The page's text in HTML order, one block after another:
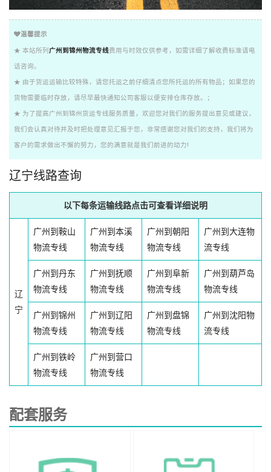
温馨提示
★ 本站所列 广州到锦州物流专线费用与时效仅供参考，如需详细了解收费标准请电
话咨询。
★ 由于货运运输比较特殊，请您托运之前仔细清点您所托运的所有物品；如果您的
货物需要临时存放，请尽早最快通知公司客服以便安排仓库存放。；
★ 为了提高广州到锦州货运专线服务质量，欢迎您对我们的服务提出意见或建议，
我们会认真对待并及时把处理意见汇报于您，非常感谢您对我们的支持，我们将为
客户的需求做出不懈的努力，您的满意就是我们前进的动力!
辽宁线路查询
以下每条运输线路点击可查看详细说明
辽
宁
广州到鞍山
物流专线
广州到本溪
物流专线
广州到朝阳
物流专线
广州到大连物
流专线
广州到丹东
物流专线
广州到抚顺
物流专线
广州到阜新
物流专线
广州到葫芦岛
物流专线
广州到锦州
物流专线
广州到辽阳
物流专线
广州到盘锦
物流专线
广州到沈阳物
流专线
广州到铁岭
物流专线
广州到营口
物流专线
配套服务